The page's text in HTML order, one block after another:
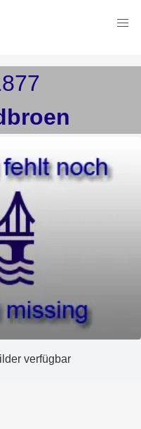
verfügbar